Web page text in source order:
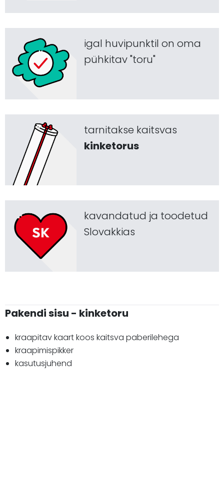
igal huvipunktil on oma
pühkitav "toru"
tarnitakse kaitsvas
kinketorus
kavandatud ja toodetud
Slovakkias
Pakendi sisu - kinketoru
kraapitav kaart koos kaitsva paberilehega
kraapimispikker
kasutusjuhend